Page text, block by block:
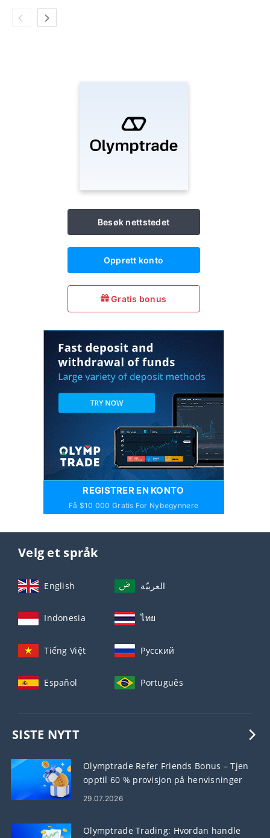
Besøk nettstedet
Opprett konto
Gratis bonus
REGISTRER EN KONTO
Få $10 000 Gratis For Nybegynnere
Velg et språk
English العربيّة
Indonesia ไทย
Tiếng Việt Русский
Español Português
SISTE NYTT
Olymptrade Refer Friends Bonus – Tjen
opptil 60 % provisjon på henvisninger
29.07.2026
Olymptrade Trading: Hvordan handle